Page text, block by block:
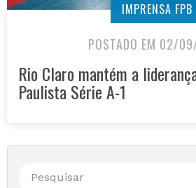
IMPRENSA FPB
POSTADO EM 02/
Rio Claro mantém a
Paulista Série A-1